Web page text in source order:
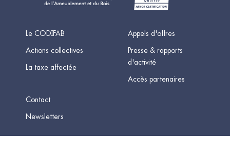
Le CODIFAB
Actions collectives
La taxe affectée
Appels d'offres
Presse & rapports
d'activité
Accès partenaires
Contact
Newsletters